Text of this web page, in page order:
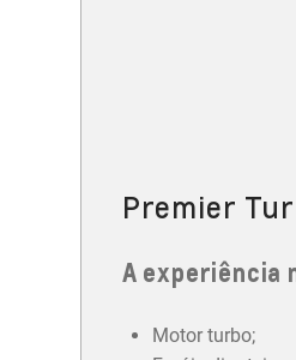
Premier
A experiência
Motor turbo;